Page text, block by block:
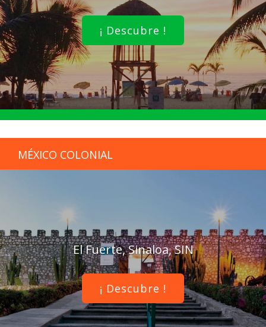
¡ Descubre !
MÉXICO COLONIAL
El Fuerte, Sinaloa, SIN
¡ Descubre !